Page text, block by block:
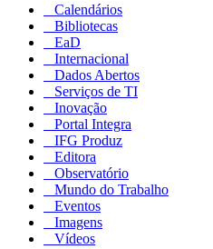
Calendários
Bibliotecas
EaD
Internacional
Dados Abertos
Serviços de TI
Inovação
Portal Integra
IFG Produz
Editora
Observatório
Mundo do Trabalho
Eventos
Imagens
Vídeos